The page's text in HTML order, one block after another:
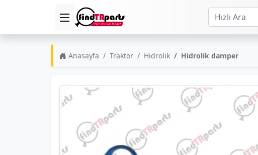
Anasayfa Traktör Hidrolik Hidrolik damper